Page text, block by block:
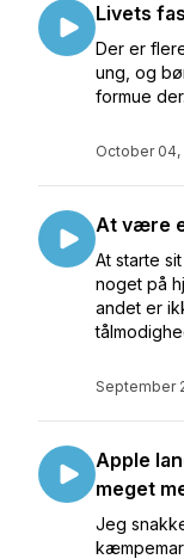
Livets
Der er
ung, og
formue der.
October 04,
At være
At starte
noget på
andet er
September
Apple
meget
Jeg